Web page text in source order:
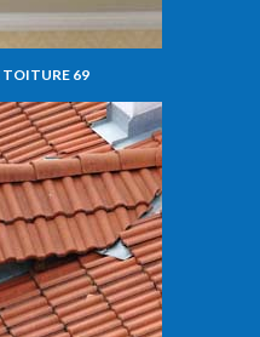
TOITURE 69